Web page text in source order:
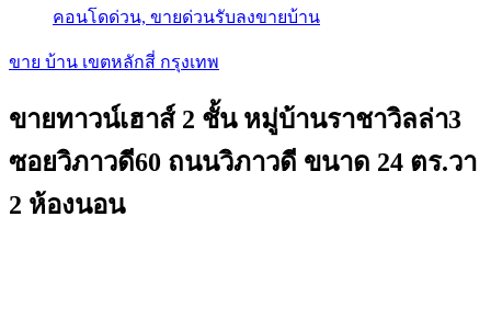
คอนโดด่วน, ขายด่วนรับลงขายบ้าน
ขาย บ้าน เขตหลักสี่ กรุงเทพ
ขายทาวน์เฮาส์ 2 ชั้น หมู่บ้านราชาวิลล่า3
ซอยวิภาวดี60 ถนนวิภาวดี ขนาด 24 ตร.วา
2 ห้องนอน